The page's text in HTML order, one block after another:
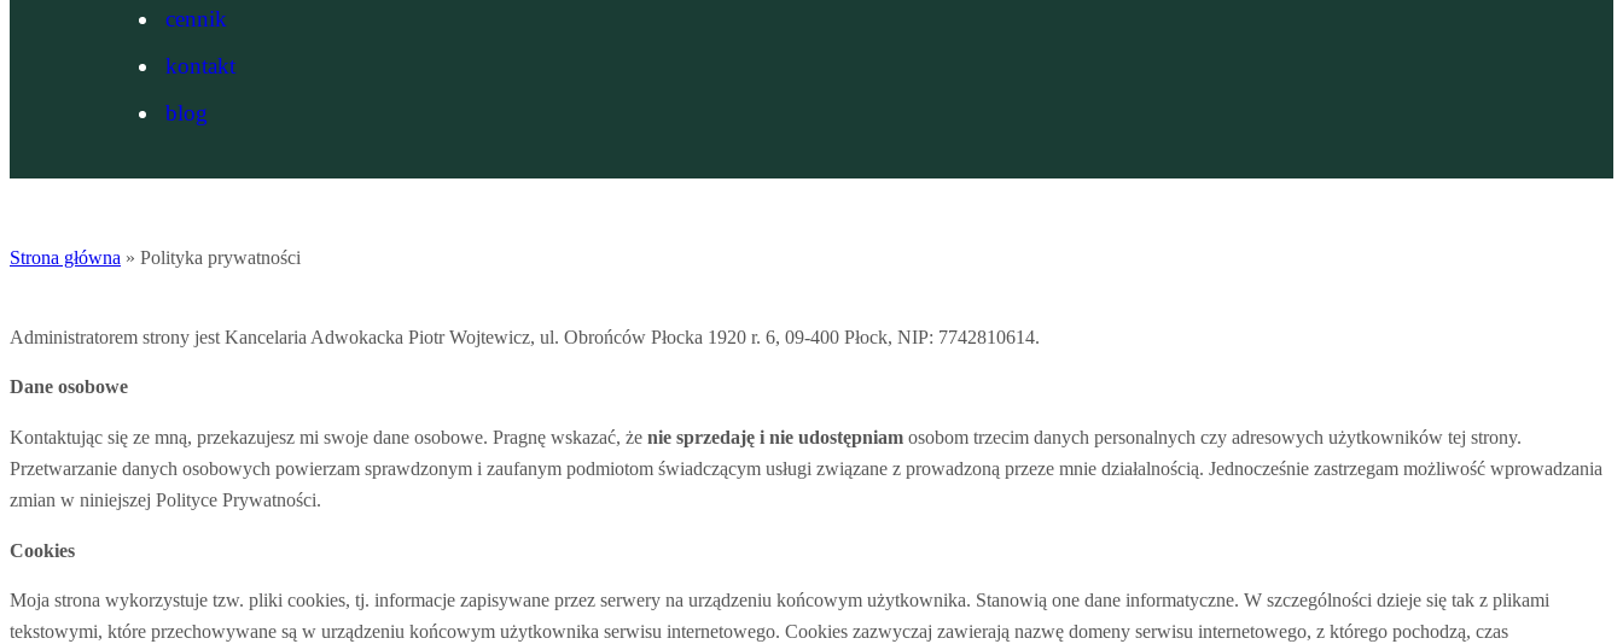
cennik
kontakt
blog
Strona główna » Polityka prywatności
Administratorem strony jest Kancelaria Adwokacka Piotr Wojtewicz, ul. Obrońców Płocka 1920 r. 6, 09-400 Płock, NIP: 7742810614.
Dane osobowe
Kontaktując się ze mną, przekazujesz mi swoje dane osobowe. Pragnę wskazać, że nie sprzedaję i nie udostępniam osobom trzecim danych personalnych czy adresowych użytkowników tej strony.
Przetwarzanie danych osobowych powierzam sprawdzonym i zaufanym podmiotom świadczącym usługi związane z prowadzoną przeze mnie działalnością. Jednocześnie zastrzegam możliwość wprowadzania
zmian w niniejszej Polityce Prywatności.
Cookies
Moja strona wykorzystuje tzw. pliki cookies, tj. informacje zapisywane przez serwery na urządzeniu końcowym użytkownika. Stanowią one dane informatyczne. W szczególności dzieje się tak z plikami
tekstowymi, które przechowywane są w urządzeniu końcowym użytkownika serwisu internetowego. Cookies zazwyczaj zawierają nazwę domeny serwisu internetowego, z którego pochodzą, czas